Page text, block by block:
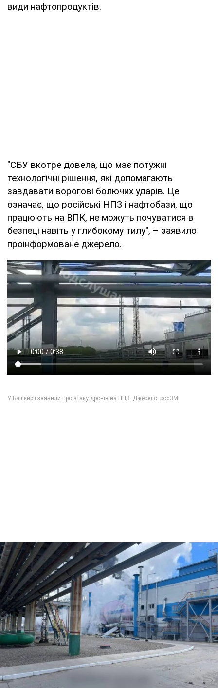
види нафтопродуктів.
"СБУ вкотре довела, що має потужні
технологічні рішення, які допомагають
завдавати ворогові болючих ударів. Це
означає, що російські НПЗ і нафтобази, що
працюють на ВПК, не можуть почуватися в
безпеці навіть у глибокому тилу", – заявило
проінформоване джерело.